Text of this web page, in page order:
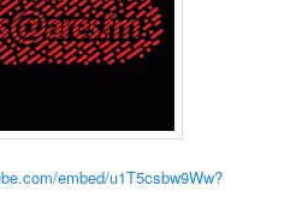
embed/u1T5csbw9Ww?